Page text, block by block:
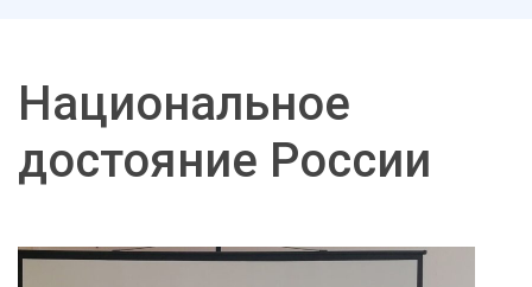
Национальное
достояние России